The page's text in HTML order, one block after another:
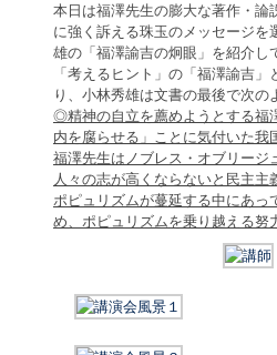
本日は福澤先生の膨大な著作・論
に強く訴える珠玉のメッセージを
雄の「福澤諭吉の炯眼」を紹介し
「考えるヒント」の「福澤諭吉
り、小林秀雄は文書の最後で次の
◎精神の自立を薦めようとする福
内を腐らせる」ことに気付いた我
福澤先生はノブレス・オブリージ
人々の志が高くならないと民主
ポピュリズムが蔓延する中にあ
め、ポピュリズムを乗り越える努